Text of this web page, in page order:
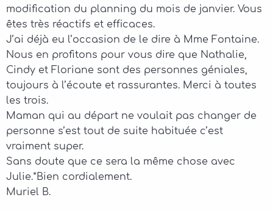
modification du planning du mois de janvier. Vous
êtes très réactifs et efficaces.
J’ai déjà eu l’occasion de le dire à Mme Fontaine.
Nous en profitons pour vous dire que Nathalie,
Cindy et Floriane sont des personnes géniales,
toujours à l’écoute et rassurantes. Merci à toutes
les trois.
Maman qui au départ ne voulait pas changer de
personne s’est tout de suite habituée c’est
vraiment super.
Sans doute que ce sera la même chose avec
Julie.*Bien cordialement.
Muriel B.